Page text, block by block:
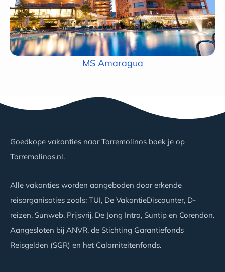
MS Amaragua
Goedkope vakanties naar Torremolinos boek je op
Torremolinos.nl.
Alle vakanties worden aangeboden door erkende
reisorganisaties zoals: TUI, De VakantieDiscounter, D-
reizen, Sunweb, Prijsvrij, De Jong Intra, Suntip en Corendon.
Aangesloten bij ANVR, de Stichting Garantiefonds
Reisgelden (SGR) en het Calamiteitenfonds.